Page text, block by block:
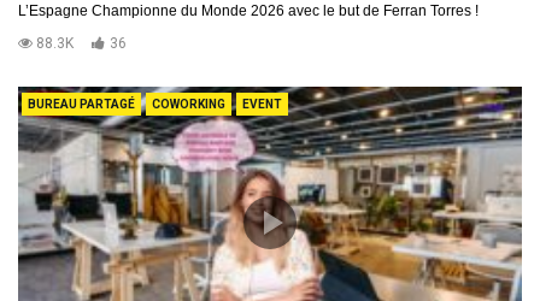
L’Espagne Championne du Monde 2026 avec le but de Ferran Torres !
88.3K
36
BUREAU PARTAGÉ COWORKING EVENT